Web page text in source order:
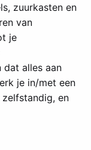
zuurkasten en
van
je
alles aan
je in/met een
en